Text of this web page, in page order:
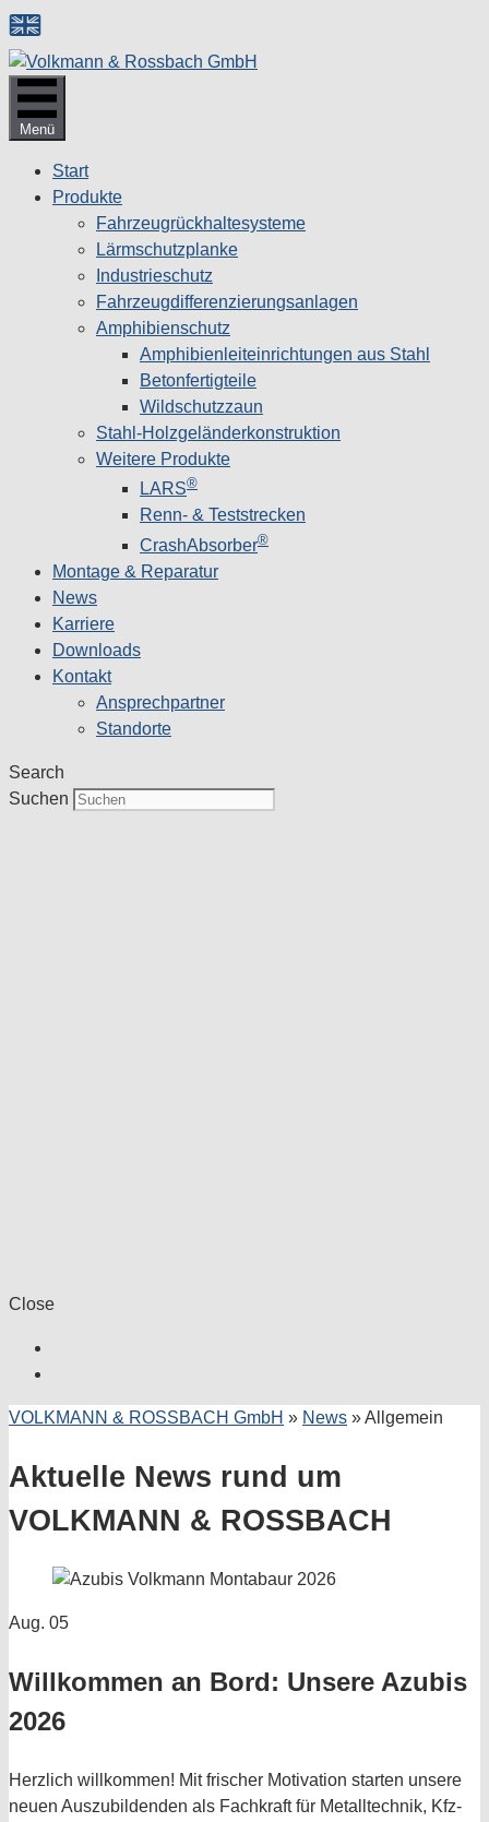
Zum
Inhalt
springen
Menü
Start
Produkte
Fahrzeugrückhaltesysteme
Lärmschutzplanke
Industrieschutz
Fahrzeug­differenzierungsanlagen
Amphibienschutz
Amphibienleiteinrichtungen aus Stahl
Betonfertigteile
Wildschutzzaun
Stahl-Holzgeländerkonstruktion
Weitere Produkte
LARS®
Renn- & Teststrecken
CrashAbsorber®
Montage & Reparatur
News
Karriere
Downloads
Kontakt
Ansprechpartner
Standorte
Search
Suchen
Close
VOLKMANN & ROSSBACH GmbH » News »Allgemein
Aktuelle News rund um
VOLKMANN & ROSSBACH
Aug. 05
Willkommen an Bord: Unsere Azubis
2026
Herzlich willkommen! Mit frischer Motivation starten unsere
neuen Auszubildenden als Fachkraft für Metalltechnik, Kfz-